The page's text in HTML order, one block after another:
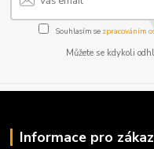
Souhlasím se zpracováním
Můžete se kdykoli
Informace pro